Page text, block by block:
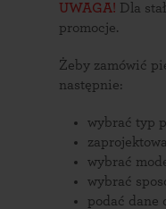
UWAGA! Dla
promocje.
Żeby zamówić
następnie:
wybrać typ
wybrać
wybrać
podać dane